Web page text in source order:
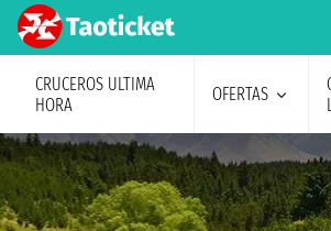
CRUCEROS ULTIMA
HORA
OFERTAS